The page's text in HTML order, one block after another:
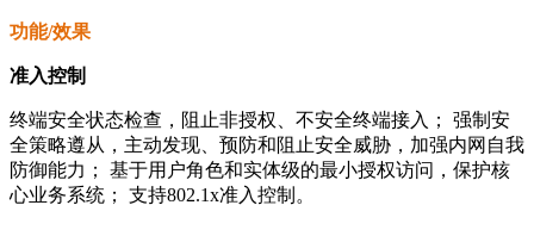
功能/效果
准入控制
终端安全状态检查，阻止非授权、不安全终端接入； 强制安
全策略遵从，主动发现、预防和阻止安全威胁，加强内网自我
防御能力； 基于用户角色和实体级的最小授权访问，保护核
心业务系统； 支持802.1x准入控制。